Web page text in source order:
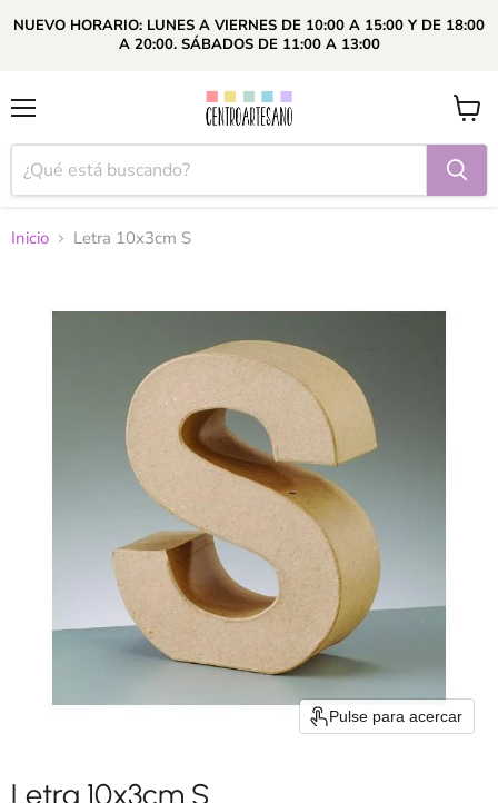
NUEVO HORARIO: LUNES A VIERNES DE 10:00 A 15:00 Y DE 18:00
A 20:00. SÁBADOS DE 11:00 A 13:00
Ver
carrito
Inicio Letra 10x3cm S
Pulse para acercar
Letra 10x3cm S